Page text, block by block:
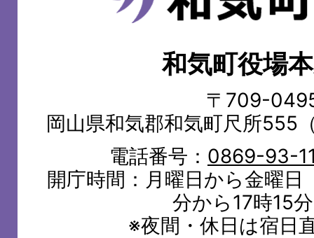
気
和気町役場
〒709-
岡山県和気郡和気町尺所555
電話番号： 0869-93-
開庁時間：月曜日から金曜
分から17時15
※夜間・休日は宿日